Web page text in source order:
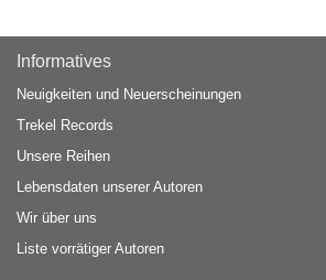
Informatives
Neuigkeiten und Neuerscheinungen
Trekel Records
Unsere Reihen
Lebensdaten unserer Autoren
Wir über uns
Liste vorrätiger Autoren